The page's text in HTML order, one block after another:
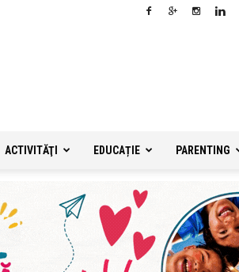
ACTIVITĂŢI EDUCAȚIE PARENTING